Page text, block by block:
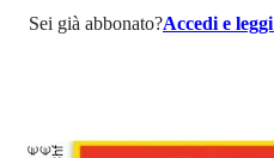
Sei già abbonato?Accedi e leggi